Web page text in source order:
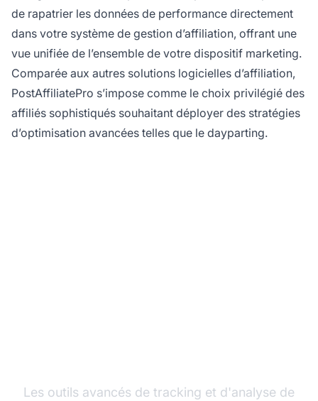
de rapatrier les données de performance directement
dans votre système de gestion d’affiliation, offrant une
vue unifiée de l’ensemble de votre dispositif marketing.
Comparée aux autres solutions logicielles d’affiliation,
PostAffiliatePro s’impose comme le choix privilégié des
affiliés sophistiqués souhaitant déployer des stratégies
d’optimisation avancées telles que le dayparting.
Les outils avancés de tracking et d'analyse de